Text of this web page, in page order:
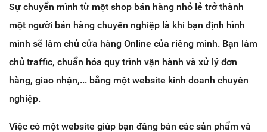
Sự chuyển mình từ một shop bán hàng nhỏ lẻ trở thành
một người bán hàng chuyên nghiệp là khi bạn định hình
mình sẽ làm chủ cửa hàng Online của riêng mình. Bạn làm
chủ traffic, chuẩn hóa quy trình vận hành và xử lý đơn
hàng, giao nhận,... bằng một website kinh doanh chuyên
nghiệp.
Việc có một website giúp bạn đăng bán các sản phẩm và